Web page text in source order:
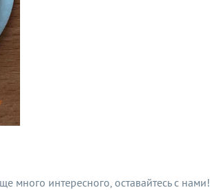
много интересного, оставайтесь с нами!